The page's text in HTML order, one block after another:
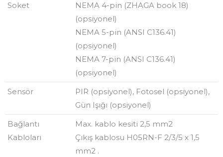
Soket
NEMA 4-pin (ZHAGA book 18)
(opsiyonel)
NEMA 5-pin (ANSI C136.41)
(opsiyonel)
NEMA 7-pin (ANSI C136.41)
(opsiyonel)
Sensör
PIR (opsiyonel), Fotosel (opsiyonel),
Gün Işığı (opsiyonel)
Bağlantı
Kabloları
Max. kablo kesiti 2,5 mm2
Çıkış kablosu H05RN-F 2/3/5 x 1,5
mm2 .